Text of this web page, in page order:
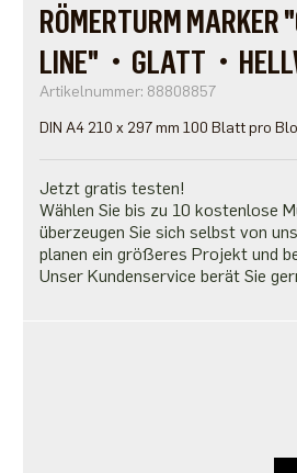
RÖMERTURM MARKER
LINE"・GLATT・
Artikelnummer: 88808857
DIN A4 210 x 297 mm 100 Blatt pro
Jetzt gratis testen!
Wählen Sie bis zu 10 kostenlose
überzeugen Sie sich selbst von
planen ein größeres Projekt und
Unser Kundenservice berät Sie